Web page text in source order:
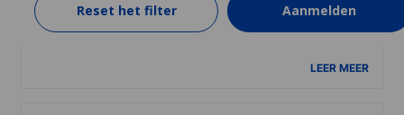
Reset het filter Aanmelden
24 wekenvan
10.180 EUR
LEER MEER